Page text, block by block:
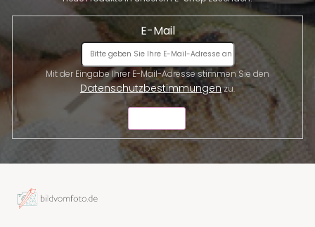
E-Mail
Datenschutzbestimmungenzu.